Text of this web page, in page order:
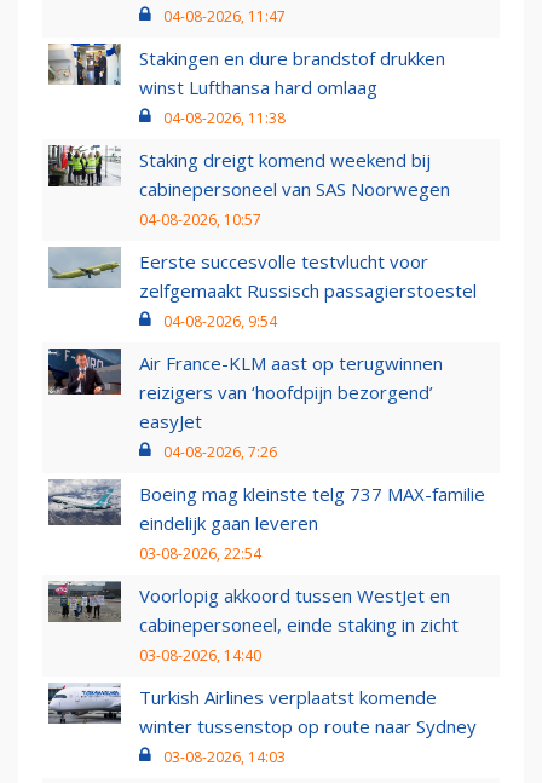
04-08-2026, 11:47
Stakingen en dure brandstof drukken
winst Lufthansa hard omlaag
04-08-2026, 11:38
Staking dreigt komend weekend bij
cabinepersoneel van SAS Noorwegen
04-08-2026, 10:57
Eerste succesvolle testvlucht voor
zelfgemaakt Russisch passagierstoestel
04-08-2026, 9:54
Air France-KLM aast op terugwinnen
reizigers van ‘hoofdpijn bezorgend’
easyJet
04-08-2026, 7:26
Boeing mag kleinste telg 737 MAX-familie
eindelijk gaan leveren
03-08-2026, 22:54
Voorlopig akkoord tussen WestJet en
cabinepersoneel, einde staking in zicht
03-08-2026, 14:40
Turkish Airlines verplaatst komende
winter tussenstop op route naar Sydney
03-08-2026, 14:03